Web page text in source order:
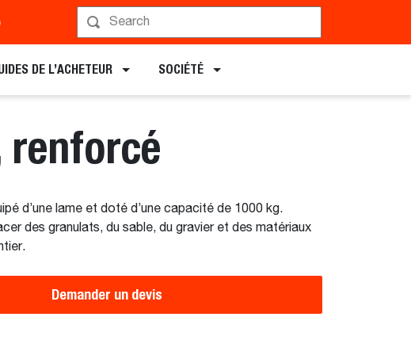
DE L’ACHETEUR SOCIÉTÉ
renforcé
d’une lame et doté d’une capacité de 1000 kg.
des granulats, du sable, du gravier et des matériaux
Demander un devis
Programmer une démonstration